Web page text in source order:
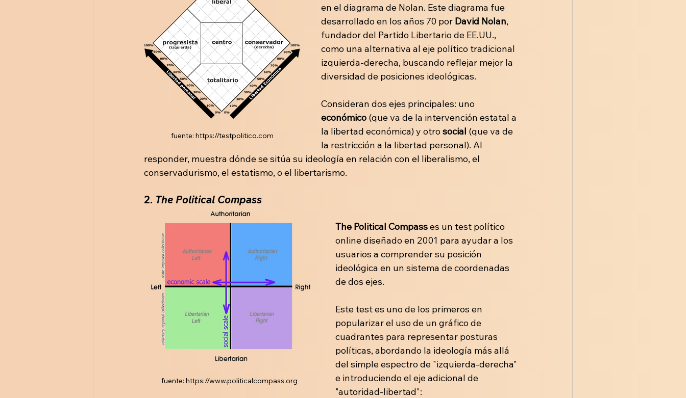
fuente: https://testpolitico.com
en el diagrama de Nolan. Este diagrama fue
desarrollado en los años 70 por David Nolan,
fundador del Partido Libertario de EE.UU.,
como una alternativa al eje político tradicional
izquierda-derecha, buscando reflejar mejor la
diversidad de posiciones ideológicas.
Consideran dos ejes principales: uno
económico (que va de la intervención estatal a
la libertad económica) y otro social (que va de
la restricción a la libertad personal). Al
responder, muestra dónde se sitúa su ideología en relación con el liberalismo, el
conservadurismo, el estatismo, o el libertarismo.
2. The Political Compass
fuente: https://www.politicalcompass.org
The Political Compass es un test político
online diseñado en 2001 para ayudar a los
usuarios a comprender su posición
ideológica en un sistema de coordenadas
de dos ejes.
Este test es uno de los primeros en
popularizar el uso de un gráfico de
cuadrantes para representar posturas
políticas, abordando la ideología más allá
del simple espectro de "izquierda-derecha"
e introduciendo el eje adicional de
"autoridad-libertad":